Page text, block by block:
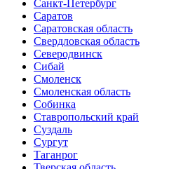
Санкт-Петербург
Саратов
Саратовская область
Свердловская область
Северодвинск
Сибай
Смоленск
Смоленская область
Собинка
Ставропольский край
Суздаль
Сургут
Таганрог